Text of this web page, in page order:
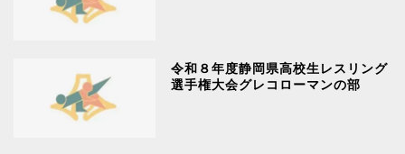
令和８年度静岡県高校生レスリング
選手権大会グレコローマンの部